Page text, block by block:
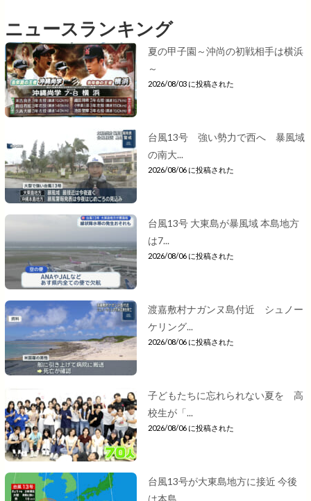
ニュースランキング
夏の甲子園～沖尚の初戦相手は横浜
～
2026/08/03 に投稿された
台風13号 強い勢力で西へ 暴風域
の南大...
2026/08/06 に投稿された
台風13号 大東島が暴風域 本島地方
は7...
2026/08/06 に投稿された
渡嘉敷村ナガンヌ島付近 シュノー
ケリング...
2026/08/06 に投稿された
子どもたちに忘れられない夏を 高
校生が「...
2026/08/06 に投稿された
台風13号が大東島地方に接近 今後